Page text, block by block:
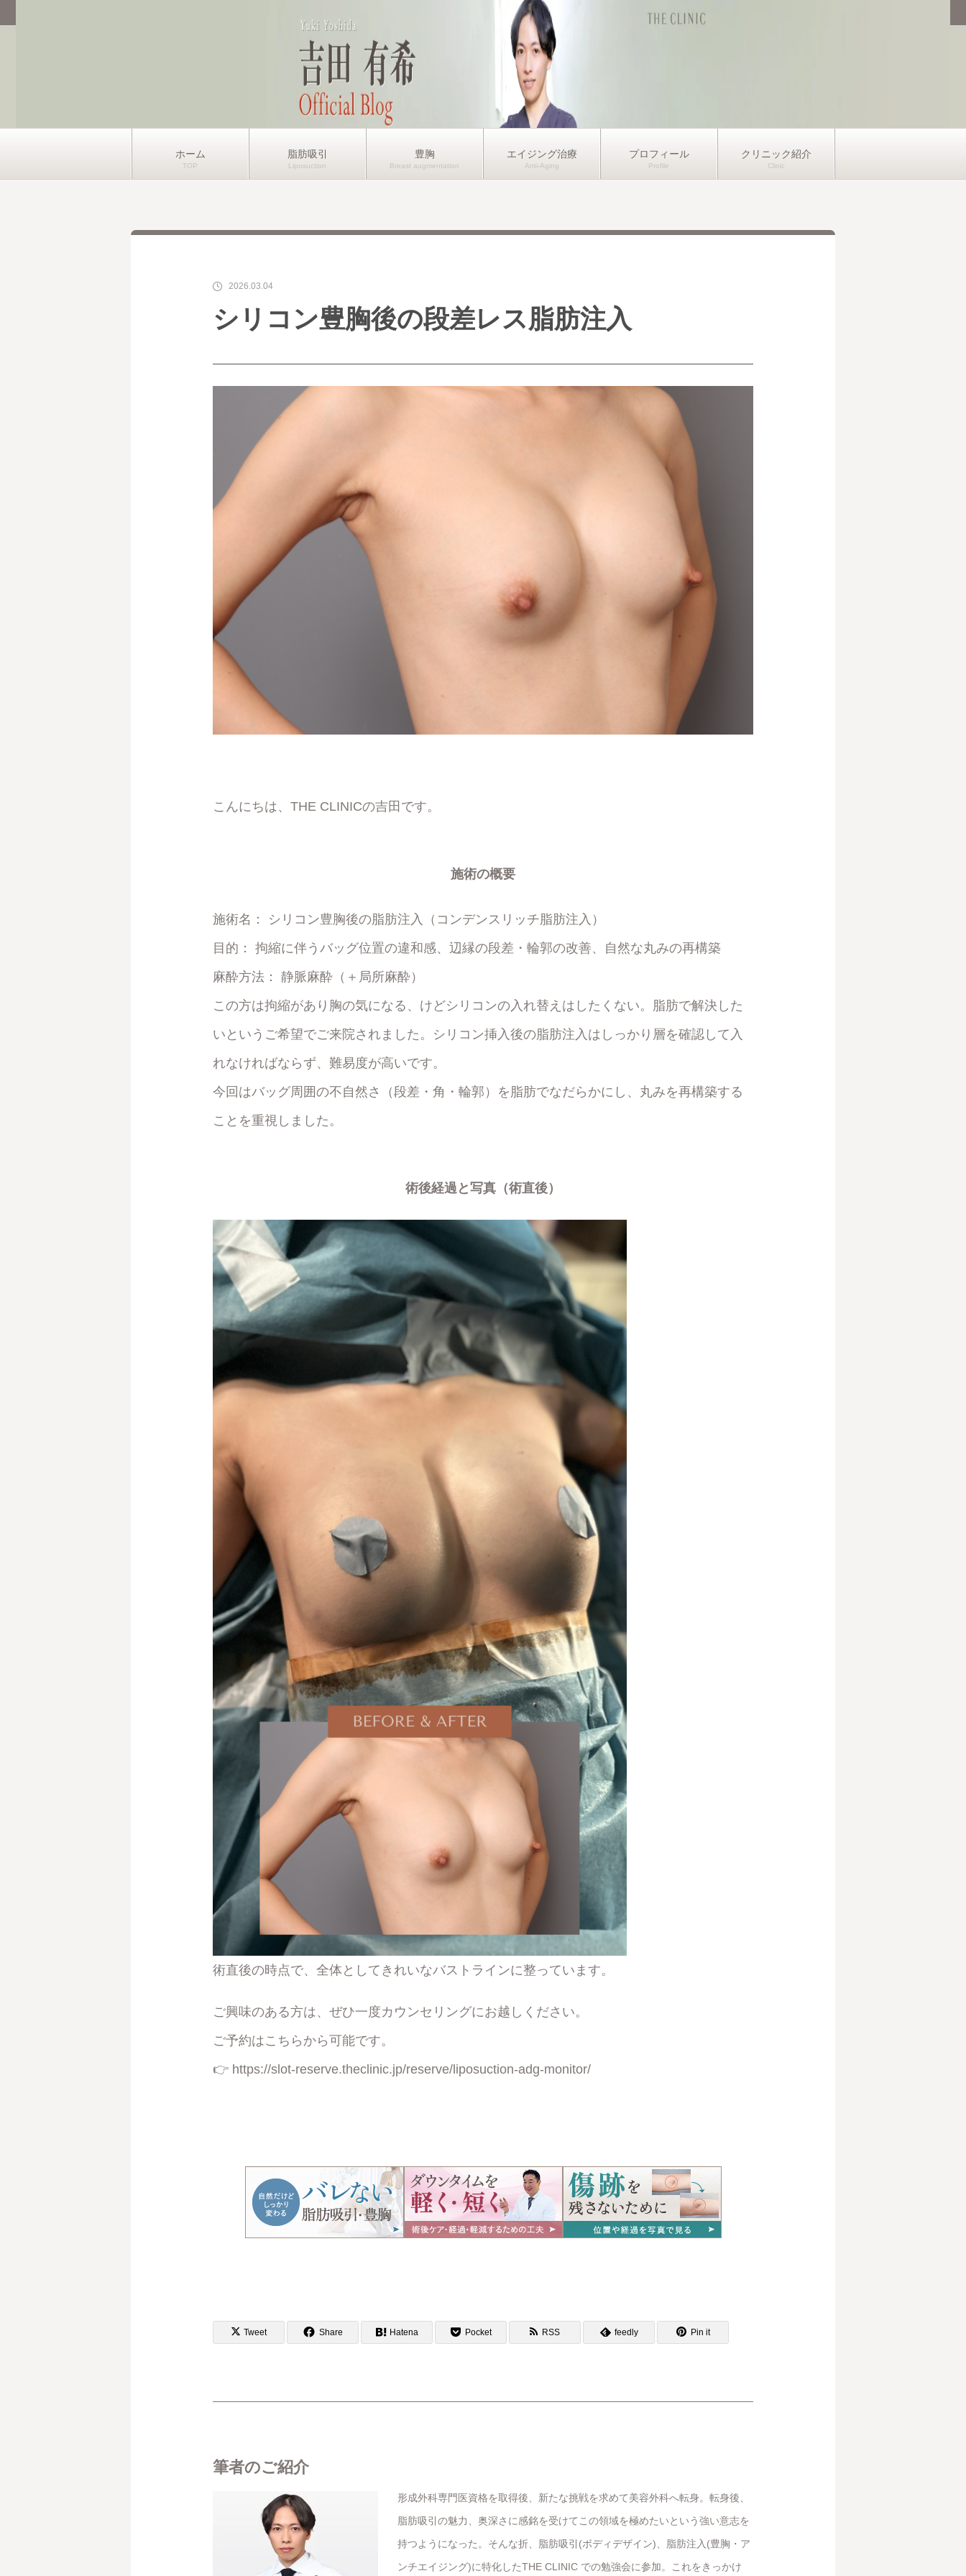
ホーム 脂肪吸引 豊胸 エイジング治療 プロフィール クリニック紹介
2026.03.04
シリコン豊胸後の段差レス脂肪注入
こんにちは、THE CLINICの吉田です。
施術の概要
施術名：
シリコン豊胸後の脂肪注入（コンデンスリッチ脂肪注入）
目的：
拘縮に伴うバッグ位置の違和感、辺縁の段差・輪郭の改善、自然な丸みの再構築
麻酔方法：
静脈麻酔（＋局所麻酔）
この方は拘縮があり胸の気になる、けどシリコンの入れ替えはしたくない。脂肪で解決した
いというご希望でご来院されました。シリコン挿入後の脂肪注入はしっかり層を確認して入
れなければならず、難易度が高いです。
今回はバッグ周囲の不自然さ（段差・角・輪郭）を脂肪でなだらかにし、丸みを再構築する
こと を重視しました。
術後経過と写真（術直後）
術直後の時点で、全体として きれいなバストラインに整っています。
ご興味のある方は、ぜひ一度カウンセリングにお越しください。
ご予約はこちらから可能です。
👉 https://slot-reserve.theclinic.jp/reserve/liposuction-adg-monitor/
Tweet Share Hatena Pocket RSS feedly Pin it
筆者のご紹介
形成外科専門医資格を取得後、新たな挑戦を求めて美容外科へ転身。転身後、
脂肪吸引の魅力、奥深さに感銘を受けてこの領域を極めたいという強い意志を
持つようになった。そんな折、脂肪吸引(ボディデザイン)、脂肪注入(豊胸・ア
ンチエイジング)に特化したTHE CLINIC での勉強会に参加。これをきっかけ